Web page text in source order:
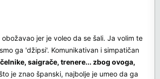
jer je voleo da se šali. Ja volim te
ga 'džipsi'. Komunikativan i simpatičan
saigrače, trenere... zbog ovoga,
je znao španski, najbolje je umeo da ga